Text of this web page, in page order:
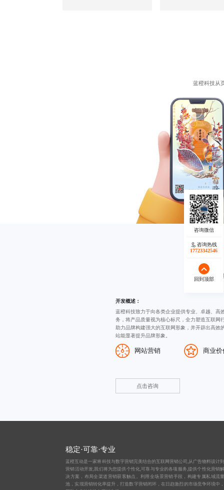
蓝橙科技从
蓝橙科技
开发概述：
蓝橙科技致力于向各类企业提供专业、卓越、高
务，将产品质量视为核心标尺，全力塑造互联网
助力品牌构建强大的互联网形象，并开辟出高效
站能显著提升品牌形象。
网站营销 商业价
点击咨询
咨询热线
17723342546
回到顶部
稳定·可靠·专业
蓝橙互动是一家将科技与数字营销完美结合的互联网营销公司,从 广告物料设计
营销活动开发,我们将为您提供个性化,可靠与专业的各项服务,提供个性化营销
决方案，布局全渠道营销获客触点。利用全场景营销手段，构建专属私域流
池，实现营销转化率提升，打造数字营销闭环，在日趋激烈的市场竞争环境中